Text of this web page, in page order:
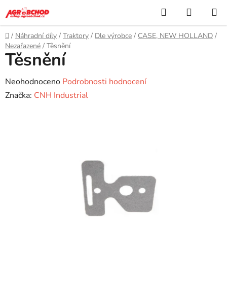
na
obsah
Hledat
KOŠÍK
Domů
/ Náhradní díly / Traktory / Dle výrobce / CASE, NEW HOLLAND /
Nezařazené / Těsnění
Těsnění
Průměrné
hodnocení
Neohodnoceno Podrobnosti hodnocení
Značka: CNH Industrial